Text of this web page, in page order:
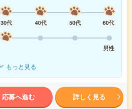
30代 40代 50代
60代
男性
もっと見る
応募へ進む 詳しく見る